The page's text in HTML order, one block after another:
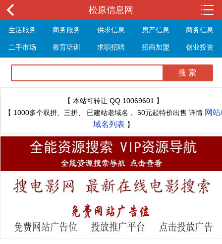
松原信息网
生活服务 商务服务 供求信息 房产信息 商务信息
二手市场 教育培训 求职招聘 招商加盟 创业投资
展会信息 旅游信息 休闲娱乐 体育健身 最新资讯
最新推文
【 本站可转让 QQ 10069601 】
【 1000多个双拼、三拼、 已建站老域名， 50元起特价出售 详情 网站/
域名列表 】